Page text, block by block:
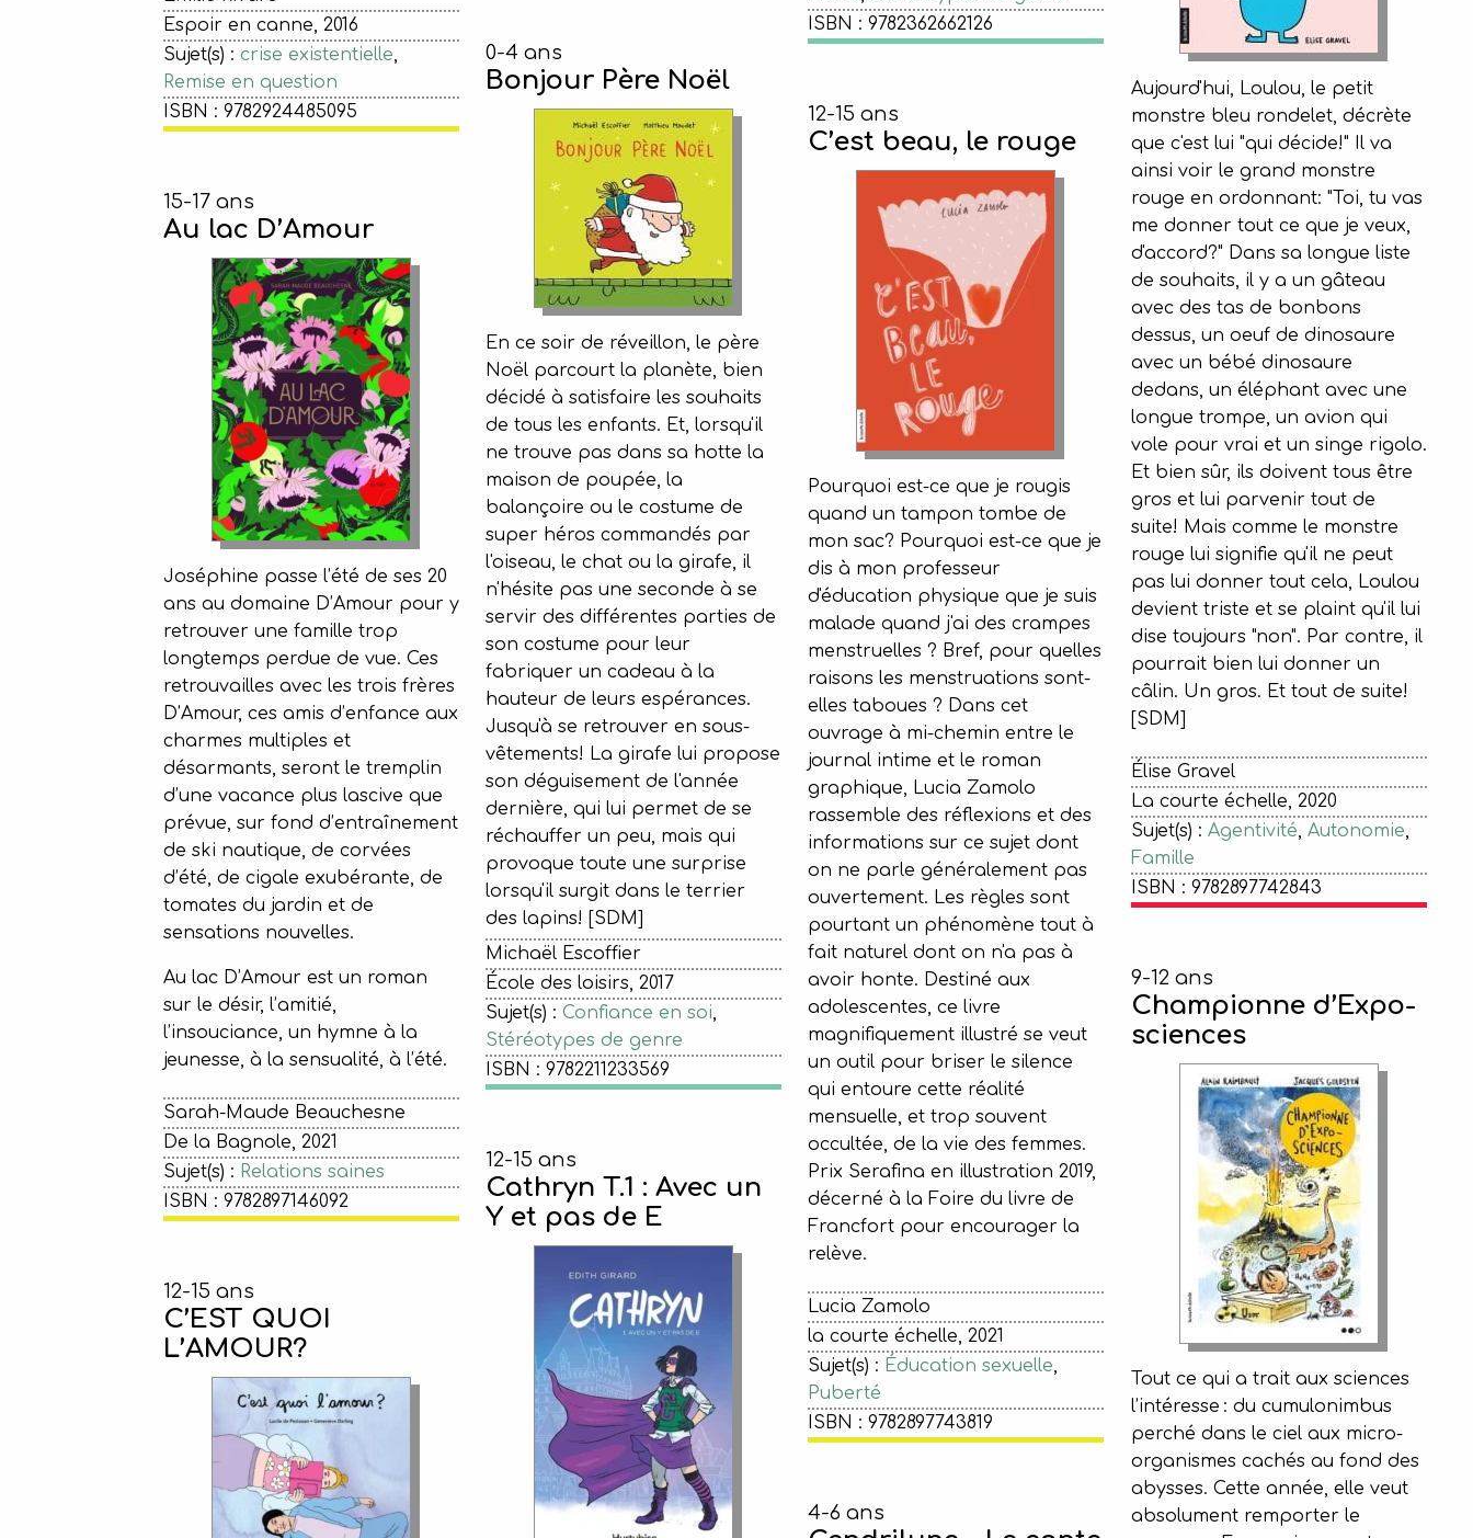
Espoir en canne, 2016
Sujet(s) : crise existentielle,
Remise en question
ISBN : 9782924485095
ISBN : 9782362662126
15-17 ans
Au lac D’Amour
Joséphine passe l’été de ses 20
ans au domaine D’Amour pour y
retrouver une famille trop
longtemps perdue de vue. Ces
retrouvailles avec les trois frères
D’Amour, ces amis d’enfance aux
charmes multiples et
désarmants, seront le tremplin
d’une vacance plus lascive que
prévue, sur fond d’entraînement
de ski nautique, de corvées
d’été, de cigale exubérante, de
tomates du jardin et de
sensations nouvelles.
Au lac D’Amour est un roman
sur le désir, l’amitié,
l’insouciance, un hymne à la
jeunesse, à la sensualité, à l’été.
Sarah-Maude Beauchesne
De la Bagnole, 2021
Sujet(s) : Relations saines
ISBN : 9782897146092
0-4 ans
Bonjour Père Noël
En ce soir de réveillon, le père
Noël parcourt la planète, bien
décidé à satisfaire les souhaits
de tous les enfants. Et, lorsqu'il
ne trouve pas dans sa hotte la
maison de poupée, la
balançoire ou le costume de
super héros commandés par
l'oiseau, le chat ou la girafe, il
n'hésite pas une seconde à se
servir des différentes parties de
son costume pour leur
fabriquer un cadeau à la
hauteur de leurs espérances.
Jusqu'à se retrouver en sous-
vêtements! La girafe lui propose
son déguisement de l'année
dernière, qui lui permet de se
réchauffer un peu, mais qui
provoque toute une surprise
lorsqu'il surgit dans le terrier
des lapins! [SDM]
Michaël Escoffier
École des loisirs, 2017
Sujet(s) : Confiance en soi,
Stéréotypes de genre
ISBN : 9782211233569
12-15 ans
C’est beau, le rouge
Pourquoi est-ce que je rougis
quand un tampon tombe de
mon sac? Pourquoi est-ce que je
dis à mon professeur
d'éducation physique que je suis
malade quand j'ai des crampes
menstruelles ? Bref, pour quelles
raisons les menstruations sont-
elles taboues ? Dans cet
ouvrage à mi-chemin entre le
journal intime et le roman
graphique, Lucia Zamolo
rassemble des réflexions et des
informations sur ce sujet dont
on ne parle généralement pas
ouvertement. Les règles sont
pourtant un phénomène tout à
fait naturel dont on n'a pas à
avoir honte. Destiné aux
adolescentes, ce livre
magnifiquement illustré se veut
un outil pour briser le silence
qui entoure cette réalité
mensuelle, et trop souvent
occultée, de la vie des femmes.
Prix Serafina en illustration 2019,
décerné à la Foire du livre de
Francfort pour encourager la
relève.
Lucia Zamolo
la courte échelle, 2021
Sujet(s) : Éducation sexuelle,
Puberté
ISBN : 9782897743819
Aujourd'hui, Loulou, le petit
monstre bleu rondelet, décrète
que c'est lui "qui décide!" Il va
ainsi voir le grand monstre
rouge en ordonnant: "Toi, tu vas
me donner tout ce que je veux,
d'accord?" Dans sa longue liste
de souhaits, il y a un gâteau
avec des tas de bonbons
dessus, un oeuf de dinosaure
avec un bébé dinosaure
dedans, un éléphant avec une
longue trompe, un avion qui
vole pour vrai et un singe rigolo.
Et bien sûr, ils doivent tous être
gros et lui parvenir tout de
suite! Mais comme le monstre
rouge lui signifie qu'il ne peut
pas lui donner tout cela, Loulou
devient triste et se plaint qu'il lui
dise toujours "non". Par contre, il
pourrait bien lui donner un
câlin. Un gros. Et tout de suite!
[SDM]
Élise Gravel
La courte échelle, 2020
Sujet(s) : Agentivité, Autonomie,
Famille
ISBN : 9782897742843
12-15 ans
C’EST QUOI
L’AMOUR?
12-15 ans
Cathryn T.1 : Avec un
Y et pas de E
4-6 ans
9-12 ans
Championne d’Expo-
sciences
Tout ce qui a trait aux sciences
l’intéresse : du cumulonimbus
perché dans le ciel aux micro-
organismes cachés au fond des
abysses. Cette année, elle veut
absolument remporter le